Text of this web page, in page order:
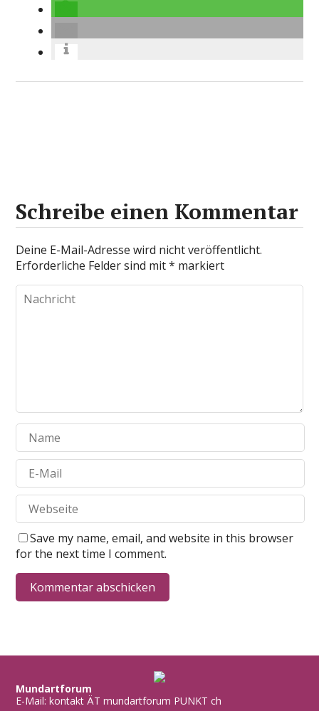
Schreibe einen Kommentar
Deine E-Mail-Adresse wird nicht veröffentlicht.
Erforderliche Felder sind mit* markiert
Save my name, email, and website in this browser
for the next time I comment.
Mundartforum
E-Mail: kontakt ÄT mundartforum PUNKT ch